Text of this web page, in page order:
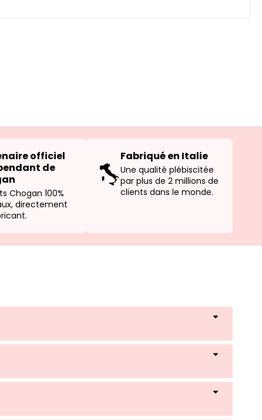
officiel
de
Chogan 100%
directement
Fabriqué en Italie
Une qualité plébiscitée
par plus de 2 millions de
clients dans le monde.